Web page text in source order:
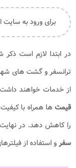
برای ورود به سایت
در ابتدا لازم است ذکر
ترانسفر و گشت های
از خدمات خواهند
قیمت ها همراه با
را کاهش دهد. در نهایت، پشتیبانی ۲۴ ساعته،
سفرو استفاده از